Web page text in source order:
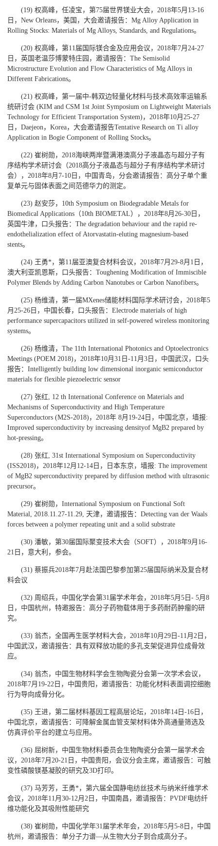
(19) 权高峰，任凌宝，第75届世界镁业大会，2018年5月13-16
日，New Orleans，美国，大会邀请报告：Mg Alloy Application in
Rolling Stocks: Materials of Mg Alloys, Standards, and Regulations。
(20) 权高峰，第11届国际镁合金及应用会议，2018年7月24-27
日，英国老温莎博蒙特庄园，邀请报告：The Semisolid
Microstructure Evolution and Flow Characteristics of Mg Alloys in
Different Fabrications。
(21) 权高峰，第一届中-韩双边轻量化材料与技术高效率运输系
统研讨会 (KIM and CSM 1st Joint Symposium on Lightweight Materials
Technology for Efficient Transportation System)，2018年10月25-27
日，Daejeon，Korea，大会邀请报告Tentative Research on Ti alloy
Application in Bogie Component of Rolling Stocks。
(22) 崔树勋，2018海峡两岸暨满港澳高分子液晶态与超分子有
序结构学术研讨会（2018高分子液晶态与超分子有序结构学术研讨
会），2018年8月7-10日，中国青岛，分会邀请报告：高分子单个重
复单元与固体表面之间范德华力的测定。
(23) 赵安莎，10th Symposium on Biodegradable Metals for
Biomedical Applications（10th BIOMETAL），2018年8月26-30日，
英国牛津，口头报告：The degradation behaviour and the rapid re-
endothelialization effect of Atorvastatin-eluting magnesium-based
stents。
(24) 王勇*，第11届亚澳复合材料会议，2018年7月29-8月1日，
澳大利亚凯恩斯，口头报告：Toughening Modification of Immiscible
Polymer Blends by Adding Carbon Nanotubes or Carbon Nanofibers。
(25) 杨维清，第一届MXenes储能材料国际学术研讨会，2018年5
月25-26日，中国长春，口头报告：Electrode materials of high
performance supercapacitors utilized in self-powered wireless monitoring
systems。
(26) 杨维清，The 11th International Photonics and Optoelectronics
Meetings (POEM 2018)，2018年10月31日-11月3日，中国武汉，口头
报告：Intelligently building low dimensional inorganic semiconductor
materials for flexible piezoelectric sensor
(27) 张红, 12 th International Conference on Materials and
Mechanisms of Superconductivity and High Temperature
Superconductors (M2S-2018)，2018年 8月19-24日，中国北京，墙报:
Improved superconductivity by increasing densityof MgB2 prepared by
hot-pressing。
(28) 张红, 31st International Symposium on Superconductivity
(ISS2018)，2018年12月12-14日，日本东京，墙报: The improvement
of MgB2 superconductivity prepared by diffusion method with ultrasonic
precursor。
(29) 崔树勋，International Symposium on Functional Soft
Material, 2018.11.27-11.29, 天津，邀请报告：Detecting van der Waals
forces between a polymer repeating unit and a solid substrate
(30) 潘敏，第30届国际聚变技术大会（SOFT），2018年9月16-
21日，意大利，参会。
(31) 蔡振兵2018年7月赴法国巴黎参加第25届国际纳米及复合材
料会议
(32) 周绍兵，中国化学会第31届学术年会，2018年5月5日- 5月8
日，中国杭州，特邀报告：高分子药物载体用于多药耐药肿瘤的研
究。
(33) 翁杰，全国再生医学材料大会，2018年10月29日-11月2日，
中国武汉，邀请报告：具有双释放功能的多孔支架促进异位成骨效
应。
(34) 翁杰，中国生物材料学会生物陶瓷分会第一次学术会议，
2018年7月19-22日，中国贵阳，邀请报告：功能化材料表面调控细胞
行为导向成骨分化。
(35) 王进，第二届材料基因工程高层论坛，2018年14日-16日，
中国北京，邀请报告：可降解金属血管支架材料体外高通量筛选及
仿真评价平台的建立与应用。
(36) 屈树新，中国生物材料委员会生物陶瓷分会第一届学术会
议，2018年7月20-21日，中国贵阳，会议分会主席，邀请报告：可触
变性磷酸镁基凝胶的研究及3D打印。
(37) 马芳芳，王勇*，第六届全国静电纺丝技术与纳米纤维学术
会议，2018年11月30-12月2日，中国南昌，邀请报告：PVDF电纺纤
维功能化及其吸附性能研究
(38) 崔树勋，中国化学年31届学术年会，2018年5月5-8日，中国
杭州，邀请报告：单分子力谱—从生物大分子到合成高分子。